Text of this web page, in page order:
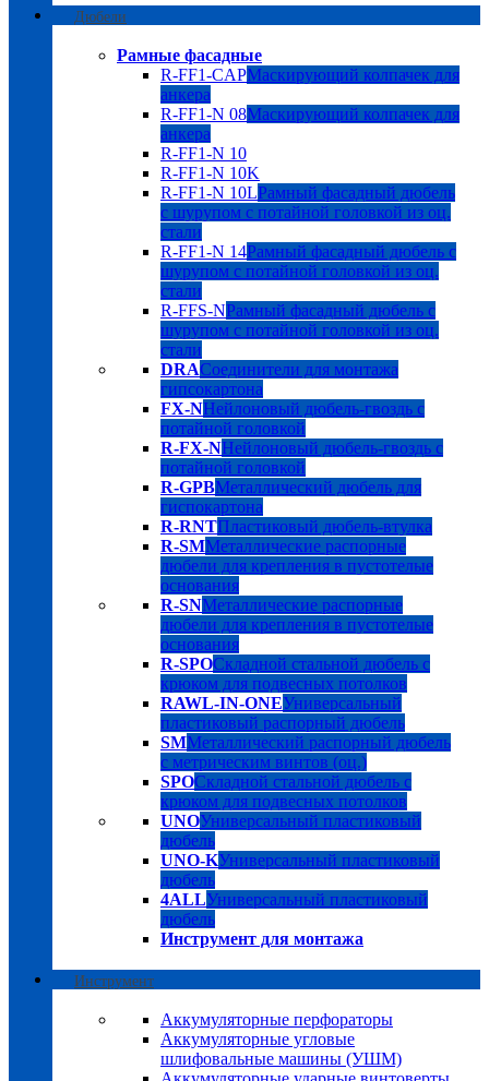
Дюбели
Рамные фасадные
R-FF1-CAPМаскирующий колпачек для
анкера
R-FF1-N 08Маскирующий колпачек для
анкера
R-FF1-N 10
R-FF1-N 10K
R-FF1-N 10LРамный фасадный дюбель
с шурупом с потайной головкой из оц.
стали
R-FF1-N 14Рамный фасадный дюбель с
шурупом с потайной головкой из оц.
стали
R-FFS-NРамный фасадный дюбель с
шурупом с потайной головкой из оц.
стали
DRAСоединители для монтажа
гипсокартона
FX-NНейлоновый дюбель-гвоздь с
потайной головкой
R-FX-NНейлоновый дюбель-гвоздь с
потайной головкой
R-GPBМеталлический дюбель для
гиспокартона
R-RNTПластиковый дюбель-втулка
R-SMМеталлические распорные
дюбели для крепления в пустотелые
основания
R-SNМеталлические распорные
дюбели для крепления в пустотелые
основания
R-SPOСкладной стальной дюбель с
крюком для подвесных потолков
RAWL-IN-ONEУниверсальный
пластиковый распорный дюбель
SMМеталлический распорный дюбель
с метрическим винтов (оц.)
SPOСкладной стальной дюбель с
крюком для подвесных потолков
UNOУниверсальный пластиковый
дюбель
UNO-KУниверсальный пластиковый
дюбель
4ALLУниверсальный пластиковый
дюбель
Инструмент для монтажа
Инструмент
Аккумуляторные перфораторы
Аккумуляторные угловые
шлифовальные машины (УШМ)